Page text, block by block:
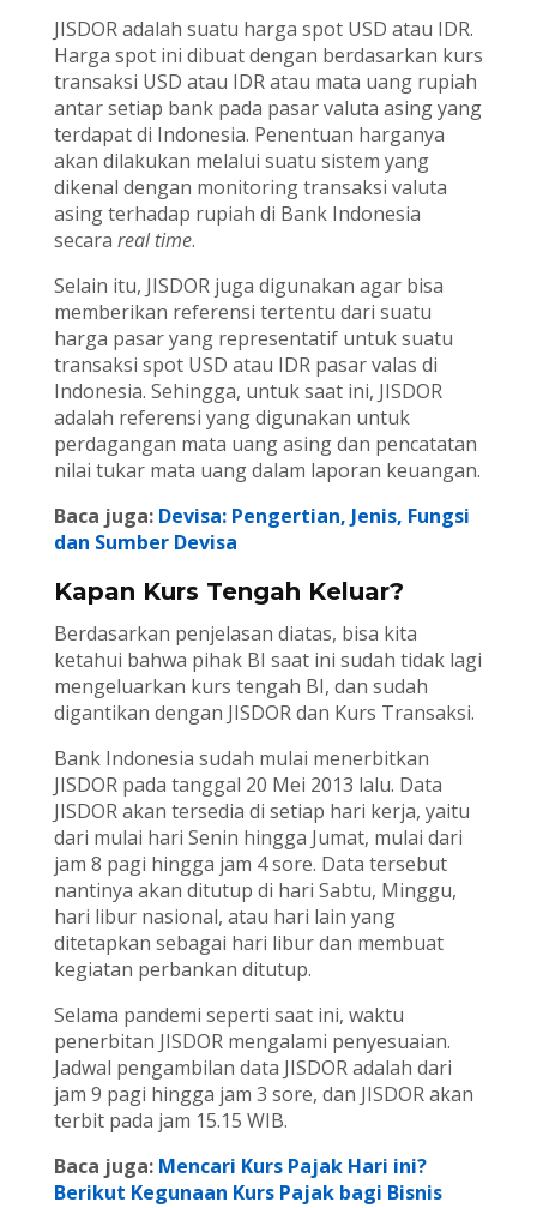
JISDOR adalah suatu harga spot USD atau IDR.
Harga spot ini dibuat dengan berdasarkan kurs
transaksi USD atau IDR atau mata uang rupiah
antar setiap bank pada pasar valuta asing yang
terdapat di Indonesia. Penentuan harganya
akan dilakukan melalui suatu sistem yang
dikenal dengan monitoring transaksi valuta
asing terhadap rupiah di Bank Indonesia
secara real time.
Selain itu, JISDOR juga digunakan agar bisa
memberikan referensi tertentu dari suatu
harga pasar yang representatif untuk suatu
transaksi spot USD atau IDR pasar valas di
Indonesia. Sehingga, untuk saat ini, JISDOR
adalah referensi yang digunakan untuk
perdagangan mata uang asing dan pencatatan
nilai tukar mata uang dalam laporan keuangan.
Baca juga: Devisa: Pengertian, Jenis, Fungsi
dan Sumber Devisa
Kapan Kurs Tengah Keluar?
Berdasarkan penjelasan diatas, bisa kita
ketahui bahwa pihak BI saat ini sudah tidak lagi
mengeluarkan kurs tengah BI, dan sudah
digantikan dengan JISDOR dan Kurs Transaksi.
Bank Indonesia sudah mulai menerbitkan
JISDOR pada tanggal 20 Mei 2013 lalu. Data
JISDOR akan tersedia di setiap hari kerja, yaitu
dari mulai hari Senin hingga Jumat, mulai dari
jam 8 pagi hingga jam 4 sore. Data tersebut
nantinya akan ditutup di hari Sabtu, Minggu,
hari libur nasional, atau hari lain yang
ditetapkan sebagai hari libur dan membuat
kegiatan perbankan ditutup.
Selama pandemi seperti saat ini, waktu
penerbitan JISDOR mengalami penyesuaian.
Jadwal pengambilan data JISDOR adalah dari
jam 9 pagi hingga jam 3 sore, dan JISDOR akan
terbit pada jam 15.15 WIB.
Baca juga: Mencari Kurs Pajak Hari ini?
Berikut Kegunaan Kurs Pajak bagi Bisnis